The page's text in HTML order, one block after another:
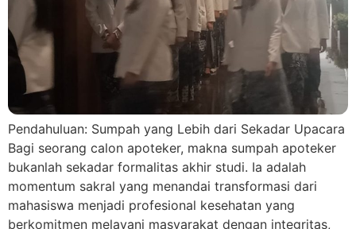
Pendahuluan: Sumpah yang Lebih dari Sekadar Upacara
Bagi seorang calon apoteker, makna sumpah apoteker
bukanlah sekadar formalitas akhir studi. Ia adalah
momentum sakral yang menandai transformasi dari
mahasiswa menjadi profesional kesehatan yang
berkomitmen melayani masyarakat dengan integritas,